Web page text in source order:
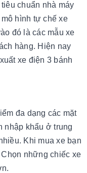
chuẩn nhà máy
hình tự chế xe
đó là các mẫu xe
hàng. Hiện nay
xe điện 3 bánh
đa dạng các mặt
nhập khẩu ở trung
Khi mua xe bạn
những chiếc xe